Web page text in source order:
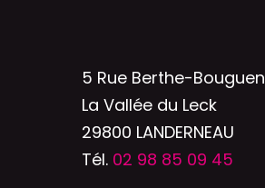
5 Rue Berthe-Bouguen
La Vallée du Leck
29800 LANDERNEAU
Tél. 02 98 85 09 45